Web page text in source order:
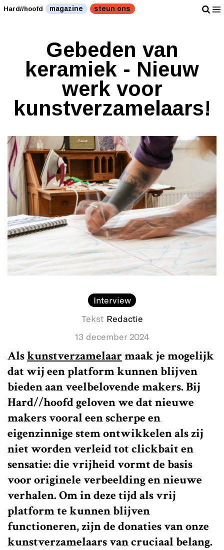
Hard//hoofd magazine steun ons
Gebeden van
keramiek - Nieuw
werk voor
kunstverzamelaars!
Interview
Tekst Redactie
13 december 2024
Alskunstverzamelaarmaak je mogelijk
dat wij een platform kunnen blijven
bieden aan veelbelovende makers. Bij
Hard//hoofd geloven we dat nieuwe
makers vooral een scherpe en
eigenzinnige stem ontwikkelen als zij
niet worden verleid tot clickbait en
sensatie: die vrijheid vormt de basis
voor originele verbeelding en nieuwe
verhalen. Om in deze tijd als vrij
platform te kunnen blijven
functioneren, zijn de donaties van onze
kunstverzamelaars van cruciaal belang.